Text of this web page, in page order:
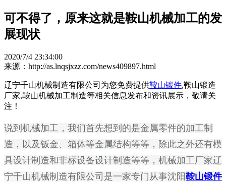
可不得了，原来这就是鞍山机械加工的发
展现状
2020/7/4 23:34:00
来源：http://as.lnqsjxzz.com/news409897.html
辽宁千山机械制造有限公司为您免费提供鞍山锻件,鞍山锻造
厂家,鞍山机械加工制造等相关信息发布和资讯展示，敬请关
注！
说到机械加工，我们首先想到的是金属零件的加工制
造，以及钣金、箱体等金属结构等等，除此之外还有模
具设计制造和非标设备设计制造等等，机械加工厂家辽
宁千山机械制造有限公司是一家专门从事沈阳鞍山锻件